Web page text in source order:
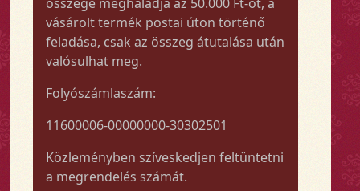
vásárolt termék postai úton történő
feladása, csak az összeg átutalása után
valósulhat meg.
Folyószámlaszám:
11600006-00000000-30302501
Közleményben szíveskedjen feltüntetni
a megrendelés számát.